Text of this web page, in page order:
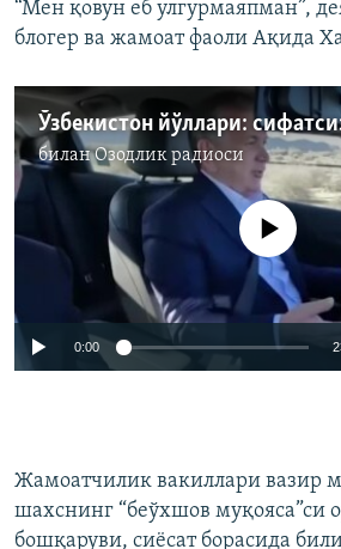
“Мен қовун еб улгурмаяпман”,
блогер ва жамоат фаоли Ақида
биланОзодлик радиоси
720p
Айни дамда медиа-
0:00
Жамоатчилик вакиллари вазир
шахснинг “беўхшов муқояса”си
бошқаруви, сиёсат борасида